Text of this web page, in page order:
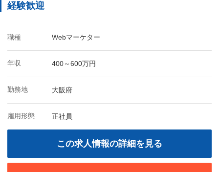
経験歓迎
職種 Webマーケター
年収 400～600万円
勤務地 大阪府
雇用形態 正社員
この求人情報の詳細を見る